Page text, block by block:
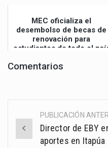
MEC oficializa el
desembolso de becas de
renovación para
estudiantes de todo el
Comentarios
Post
navigation
PUBLICACIÓN
Director de EBY
aportes en Itapúa